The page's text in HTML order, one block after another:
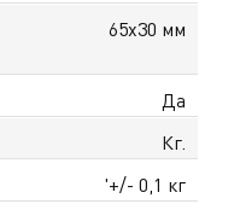
65х30 мм
Да
Кг.
'+/- 0,1 кг